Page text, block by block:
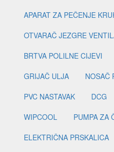
APARAT ZA PEČENJE
OTVARAČ JEZGRE
BRTVA POLILNE CIJEVI
GRIJAČ ULJA
NOSAČ
PVC NASTAVAK
DCG
WIPCOOL
PUMPA ZA
ELEKTRIČNA PRSKALICA